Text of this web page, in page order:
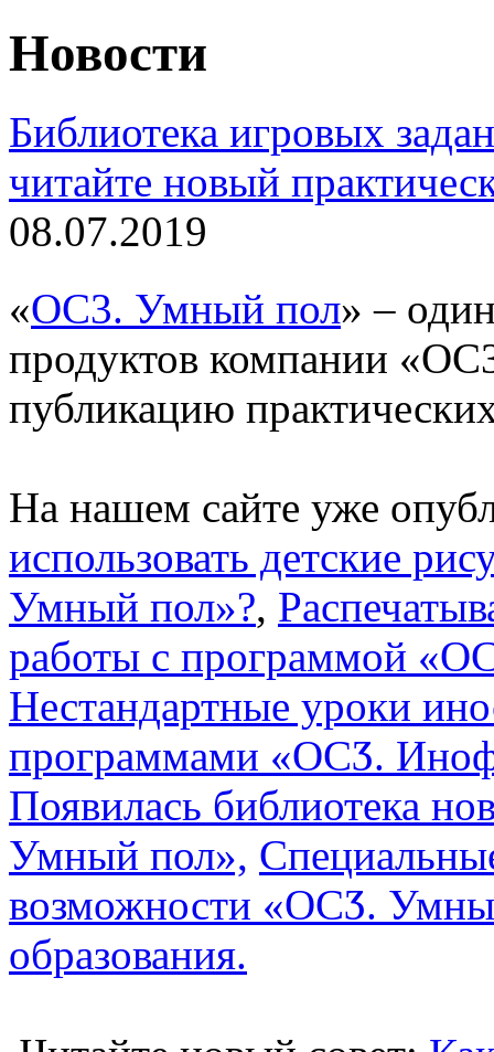
Новости
Библиотека игровых
читайте новый
08.07.2019
«ОС3. Умный пол» –
продуктов компании
публикацию
На нашем сайте уже
использовать детские
Умный пол»?,
работы с программой
Нестандартные уроки
программами «ОСӠ.
Появилась библиотека
Умный пол»,
возможности «ОСӠ.
образования.